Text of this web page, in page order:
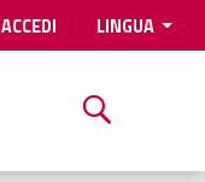
ACCEDI LINGUA